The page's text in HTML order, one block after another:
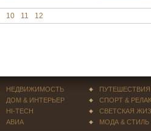
10 11 12
НЕДВИЖИМОСТЬ
ДОМ & ИНТЕРЬЕР
HI-TECH
АВИА
ПУТЕШЕСТВИЯ
СПОРТ &
СВЕТСКАЯ
МОДА & СТИЛЬ